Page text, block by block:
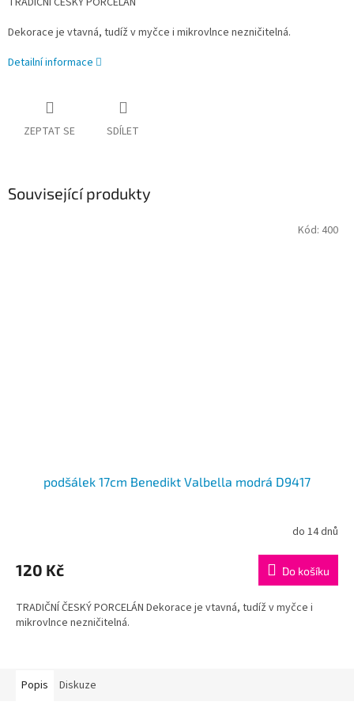
Dekorace je vtavná, tudíž v myčce i mikrovlnce nezničitelná.
Detailní informace
ZEPTAT SE SDÍLET
Související produkty
podšálek 17cm Benedikt Valbella modrá D9417
do 14 dnů
120 Kč Do košíku
TRADIČNÍ ČESKÝ PORCELÁN Dekorace je vtavná, tudíž v myčce i
mikrovlnce nezničitelná.
Kód: 400
Popis Diskuze